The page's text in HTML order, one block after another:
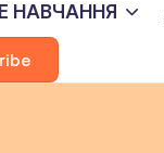
НАВЧАННЯ